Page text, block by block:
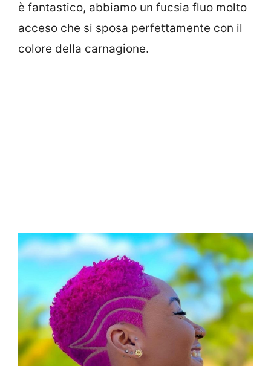
è fantastico, abbiamo un fucsia fluo molto
acceso che si sposa perfettamente con il
colore della carnagione.